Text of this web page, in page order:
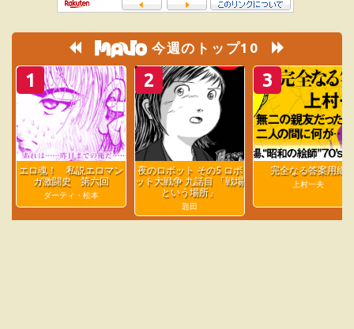
今週のトップ10
1
エロ魂！ 私説エロマン
ガ激闘史 第六回
ダーティ・松本
2
夜のロボット その5 ロボ
ット大戦争 九話目 「戦場
という場所」
匙田
3
完全なる答案用紙
上村一夫